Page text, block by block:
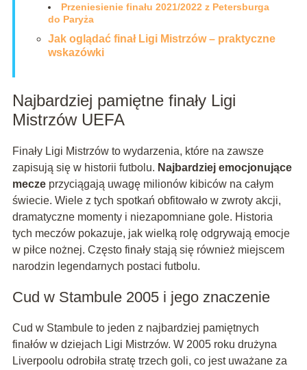
Przeniesienie finału 2021/2022 z Petersburga
do Paryża
Jak oglądać finał Ligi Mistrzów – praktyczne
wskazówki
Najbardziej pamiętne finały Ligi
Mistrzów UEFA
Finały Ligi Mistrzów to wydarzenia, które na zawsze
zapisują się w historii futbolu. Najbardziej emocjonujące
meczeprzyciągają uwagę milionów kibiców na całym
świecie. Wiele z tych spotkań obfitowało w zwroty akcji,
dramatyczne momenty i niezapomniane gole. Historia
tych meczów pokazuje, jak wielką rolę odgrywają emocje
w piłce nożnej. Często finały stają się również miejscem
narodzin legendarnych postaci futbolu.
Cud w Stambule 2005 i jego znaczenie
Cud w Stambule to jeden z najbardziej pamiętnych
finałów w dziejach Ligi Mistrzów. W 2005 roku drużyna
Liverpoolu odrobiła stratę trzech goli, co jest uważane za